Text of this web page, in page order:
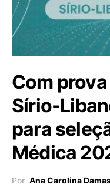
Com
Sírio-
para
Médica
Por Ana Carolina